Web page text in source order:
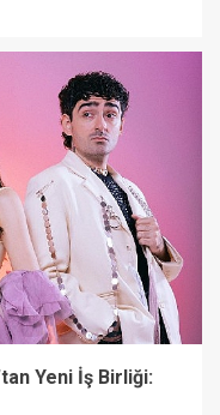
& Resorts, Ödüllü
& Sons ile unutulmaz
Gecesine İmza
Kral
ilk IMAX®
filmi oluyor-Türkiye
Yeni İş Birliği: